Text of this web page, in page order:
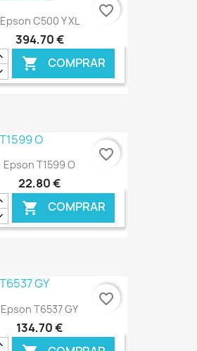
€ ONLINE
Epson C500 Y XL
394,70 €
 COMPRAR
€ ONLINE
favorite_border
Epson T1599 O
22,80 €
 COMPRAR
€ ONLINE
favorite_border
Epson T6537 GY
134,70 €
favorite_border